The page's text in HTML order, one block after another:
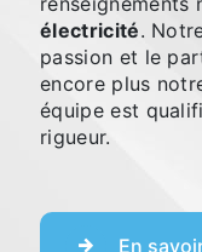
électricité.
passion et le
encore plus
équipe est
rigueur.
En